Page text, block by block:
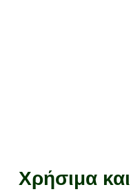
Χρήσιμα